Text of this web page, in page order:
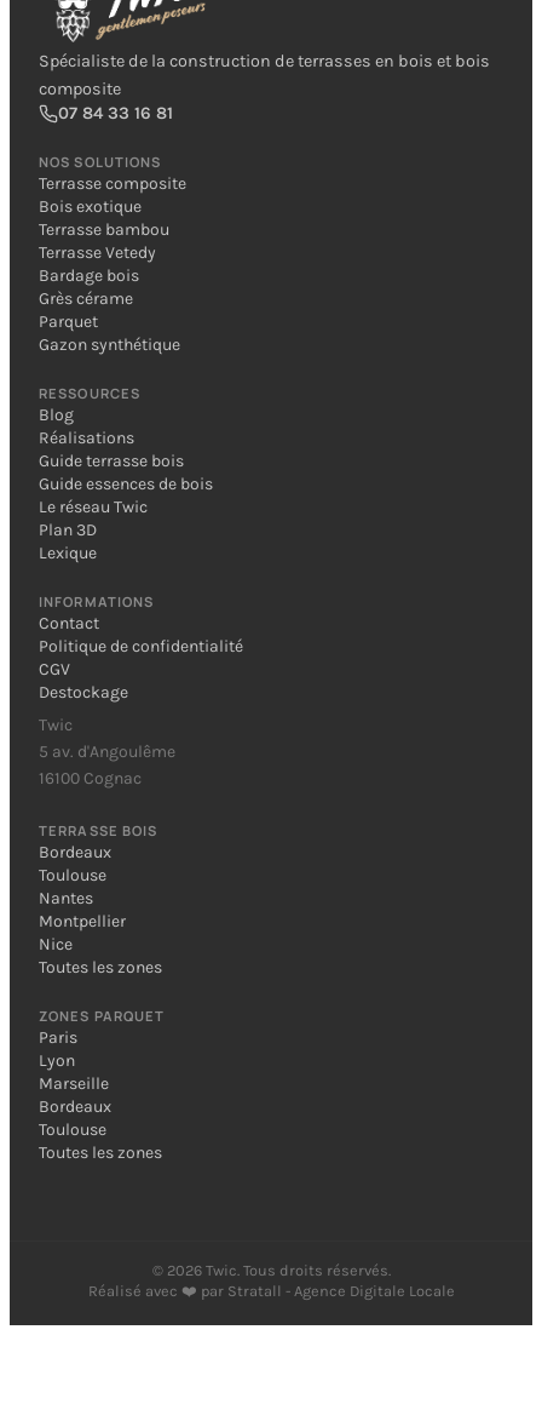
Spécialiste de la construction de terrasses en bois et bois
composite
07 84 33 16 81
NOS SOLUTIONS
Terrasse composite
Bois exotique
Terrasse bambou
Terrasse Vetedy
Bardage bois
Grès cérame
Parquet
Gazon synthétique
RESSOURCES
Blog
Réalisations
Guide terrasse bois
Guide essences de bois
Le réseau Twic
Plan 3D
Lexique
INFORMATIONS
Contact
Politique de confidentialité
CGV
Destockage
Twic
5 av. d'Angoulême
16100 Cognac
TERRASSE BOIS
Bordeaux
Toulouse
Nantes
Montpellier
Nice
Toutes les zones
ZONES PARQUET
Paris
Lyon
Marseille
Bordeaux
Toulouse
Toutes les zones
© 2026Twic. Tous droits réservés.
Réalisé avec ❤️ par Stratall - Agence Digitale Locale